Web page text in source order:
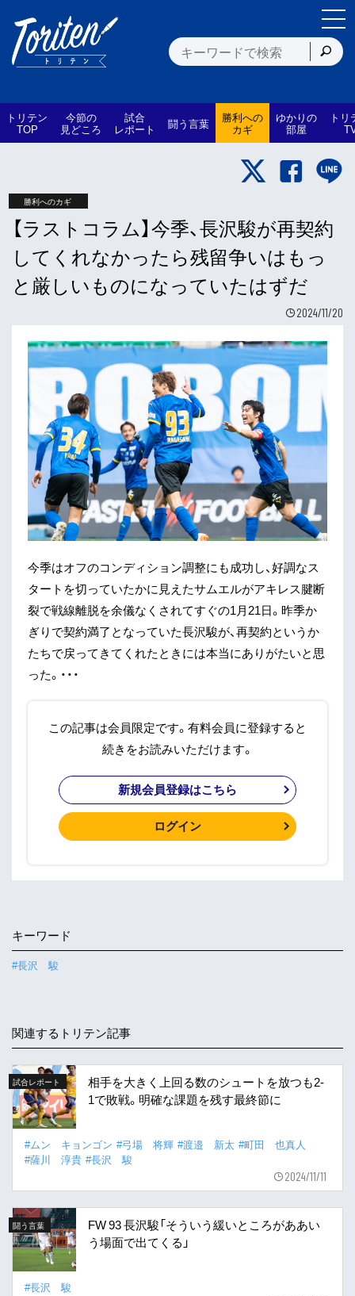
トリテン
TOP
今節の
見どころ
試合
レポート 闘う言葉 勝利への
カギ
ゆかりの
部屋
トリ
勝利へのカギ
【ラストコラム】今季、長沢駿が再契約
してくれなかったら残留争いはもっ
と厳しいものになっていたはずだ
2024/11/20
今季はオフのコンディション調整にも成功し、好調なス
タートを切っていたかに見えたサムエルがアキレス腱断
裂で戦線離脱を余儀なくされてすぐの1月21日。昨季か
ぎりで契約満了となっていた長沢駿が、再契約というか
たちで戻ってきてくれたときには本当にありがたいと思
った。・・・
この記事は会員限定です。有料会員に登録すると
続きをお読みいただけます。
新規会員登録はこちら
ログイン
キーワード
#長沢 駿
関連するトリテン記事
試合レポート
相手を大きく上回る数のシュートを放つも2-
1で敗戦。明確な課題を残す最終節に
#ムン キョンゴン #弓場 将輝 #渡邉 新太 #町田 也真人
#薩川 淳貴 #長沢 駿
2024/11/11
闘う言葉
FW 93 長沢駿「そういう緩いところがああい
う場面で出てくる」
#長沢 駿